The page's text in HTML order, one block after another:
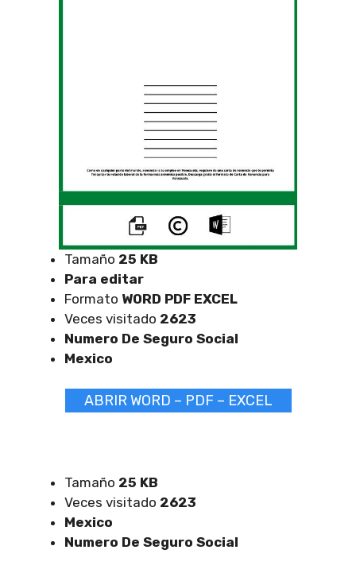
Tamaño 25 KB
Para editar
Formato WORD PDF EXCEL
Veces visitado 2623
Numero De Seguro Social
Mexico
ABRIR WORD – PDF – EXCEL
Tamaño 25 KB
Veces visitado 2623
Mexico
Numero De Seguro Social